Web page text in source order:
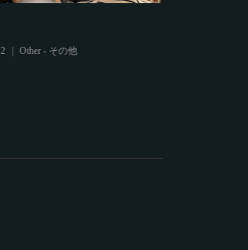
Other - その他